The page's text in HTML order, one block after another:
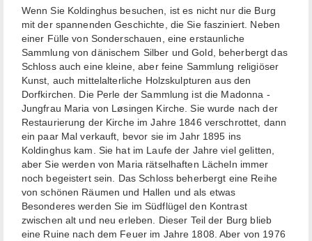
Wenn Sie Koldinghus besuchen, ist es nicht nur die Burg
mit der spannenden Geschichte, die Sie fasziniert. Neben
einer Fülle von Sonderschauen, eine erstaunliche
Sammlung von dänischem Silber und Gold, beherbergt das
Schloss auch eine kleine, aber feine Sammlung religiöser
Kunst, auch mittelalterliche Holzskulpturen aus den
Dorfkirchen. Die Perle der Sammlung ist die Madonna -
Jungfrau Maria von Løsingen Kirche. Sie wurde nach der
Restaurierung der Kirche im Jahre 1846 verschrottet, dann
ein paar Mal verkauft, bevor sie im Jahr 1895 ins
Koldinghus kam. Sie hat im Laufe der Jahre viel gelitten,
aber Sie werden von Maria rätselhaften Lächeln immer
noch begeistert sein. Das Schloss beherbergt eine Reihe
von schönen Räumen und Hallen und als etwas
Besonderes werden Sie im Südflügel den Kontrast
zwischen alt und neu erleben. Dieser Teil der Burg blieb
eine Ruine nach dem Feuer im Jahre 1808. Aber von 1976